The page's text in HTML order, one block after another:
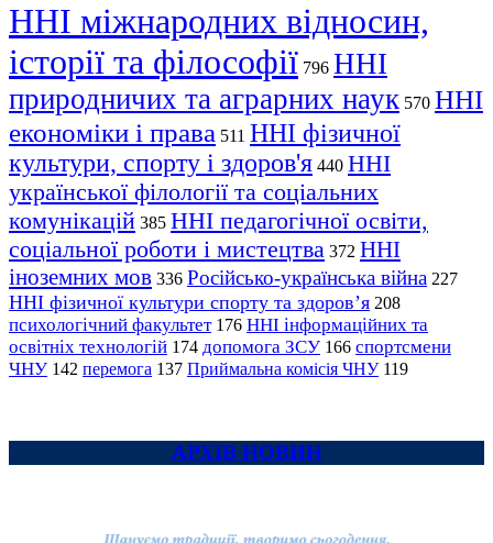
ННІ міжнародних відносин,
історії та філософії 796 ННІ
природничих та аграрних наук 570 ННІ
економіки і права 511 ННІ фізичної
культури, спорту і здоров'я 440 ННІ
української філології та соціальних
комунікацій 385 ННІ педагогічної освіти,
соціальної роботи і мистецтва 372 ННІ
іноземних мов 336 Російсько-українська війна 227
ННІ фізичної культури спорту та здоров’я 208
психологічний факультет 176 ННІ інформаційних та
освітніх технологій 174 допомога ЗСУ 166 спортсмени
ЧНУ 142 перемога 137 Приймальна комісія ЧНУ 119
АРХІВ НОВИН